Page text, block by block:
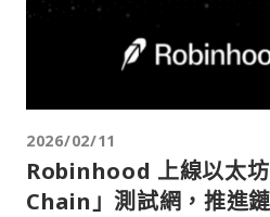
2026/02/11
Robinhood 上線以太
Chain」測試網，推進